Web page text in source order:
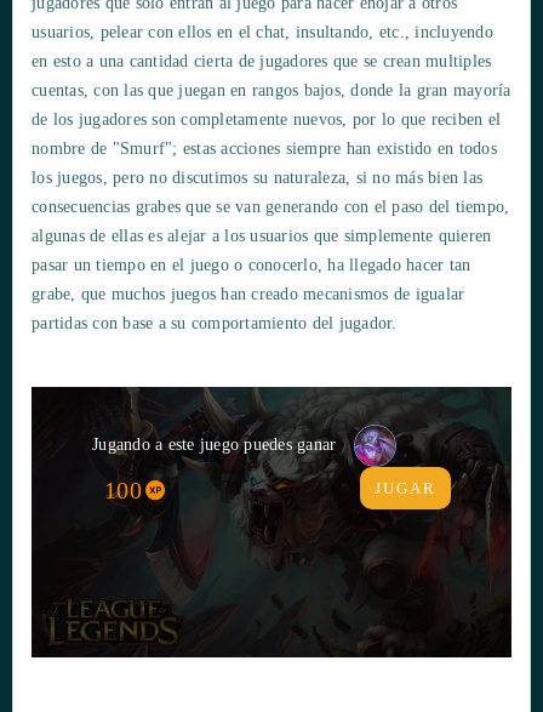
usuarios, pelear con ellos en el chat, insultando, etc., incluyendo
en esto a una cantidad cierta de jugadores que se crean multiples
cuentas, con las que juegan en rangos bajos, donde la gran mayoría
de los jugadores son completamente nuevos, por lo que reciben el
nombre de "Smurf"; estas acciones siempre han existido en todos
los juegos, pero no discutimos su naturaleza, si no más bien las
consecuencias grabes que se van generando con el paso del tiempo,
algunas de ellas es alejar a los usuarios que simplemente quieren
pasar un tiempo en el juego o conocerlo, ha llegado hacer tan
grabe, que muchos juegos han creado mecanismos de igualar
partidas con base a su comportamiento del jugador.
Jugando a este juego puedes ganar
100 JUGAR